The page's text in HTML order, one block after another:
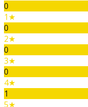
0
1★
0
2★
0
3★
0
4★
1
5★